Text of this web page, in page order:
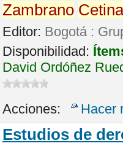
Zambrano
Editor: Bogotá :
Disponibilidad:
David Ordóñez
Acciones: Hacer
Estudios de